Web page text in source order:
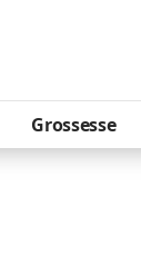
Grossesse